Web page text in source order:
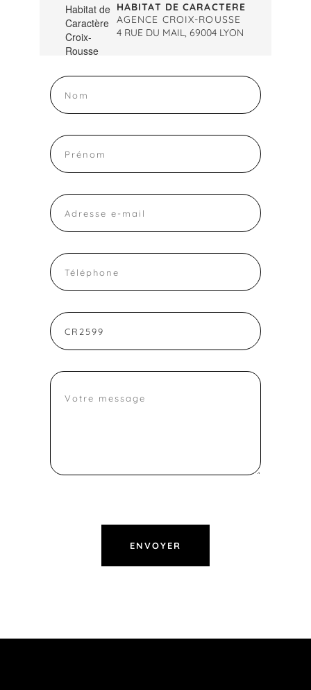
HABITAT DE CARACTERE
AGENCE CROIX-ROUSSE
4 RUE DU MAIL, 69004 LYON